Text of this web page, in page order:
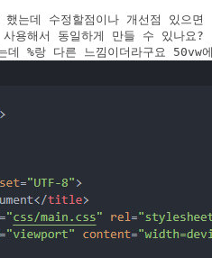
데 수정할점이나 개선점 있으면
용해서 동일하게 만들 수 있나요?